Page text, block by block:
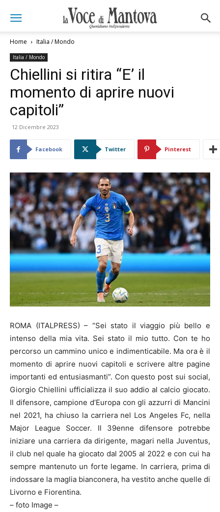
Home Italia / Mondo
Italia / Mondo
Chiellini si ritira “E’ il
momento di aprire nuovi
capitoli”
12 Dicembre 2023
Facebook Twitter Pinterest
ROMA (ITALPRESS) – “Sei stato il viaggio più bello e
intenso della mia vita. Sei stato il mio tutto. Con te ho
percorso un cammino unico e indimenticabile. Ma ora è il
momento di aprire nuovi capitoli e scrivere altre pagine
importanti ed entusiasmanti”. Con questo post sui social,
Giorgio Chiellini ufficializza il suo addio al calcio giocato.
Il difensore, campione d’Europa con gli azzurri di Mancini
nel 2021, ha chiuso la carriera nel Los Angeles Fc, nella
Major League Soccer. Il 39enne difensore potrebbe
iniziare una carriera da dirigente, magari nella Juventus,
il club nel quale ha giocato dal 2005 al 2022 e con cui ha
sempre mantenuto un forte legame. In carriera, prima di
indossare la maglia bianconera, ha vestito anche quelle di
Livorno e Fiorentina.
– foto Image –